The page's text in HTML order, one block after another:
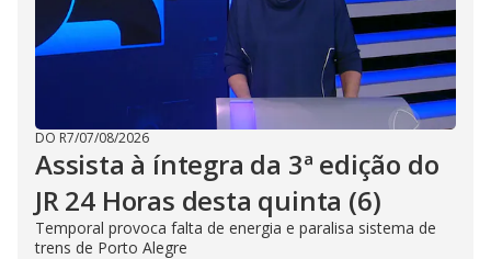
DO R7/07/08/2026
Assista à íntegra da 3ª edição do
JR 24 Horas desta quinta (6)
Temporal provoca falta de energia e paralisa sistema de
trens de Porto Alegre